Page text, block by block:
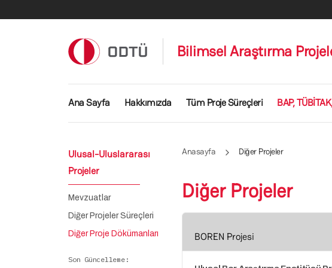
Bilimsel Araştırma
Ana gezinti menüsü
Ana Sayfa Hakkımızda Tüm Proje Süreçleri BAP,
Anasayfa Diğer Projeler
Diğer Projeler
BOREN Projesi
Ulusal-Uluslararası
Projeler
Mevzuatlar
Diğer Projeler Süreçleri
Diğer Proje Dökümanları
Son Güncelleme